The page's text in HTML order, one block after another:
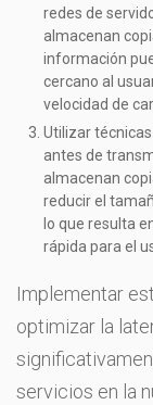
redes de
almacenan
información
cercano al
velocidad de
Utilizar
antes de
almacenan
reducir el
lo que resulta
rápida para el
Implementar
optimizar la
servicios en la